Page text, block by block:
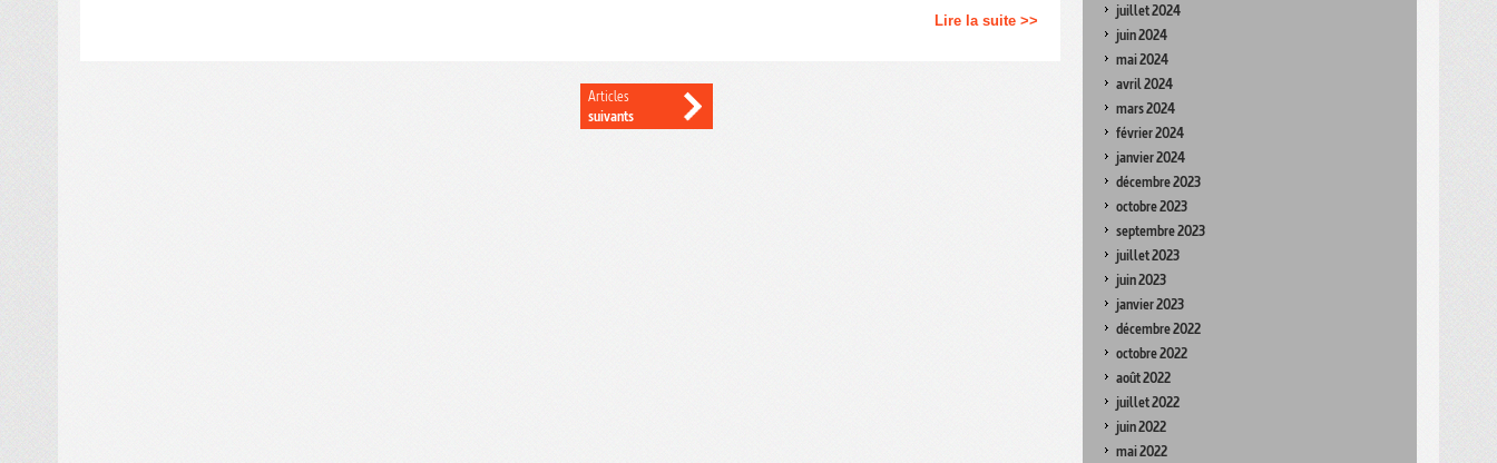
Lire la suite >>
juillet 2024
juin 2024
mai 2024
avril 2024
mars 2024
février 2024
janvier 2024
décembre 2023
octobre 2023
septembre 2023
juillet 2023
juin 2023
janvier 2023
décembre 2022
octobre 2022
août 2022
juillet 2022
juin 2022
mai 2022
Articles
suivants